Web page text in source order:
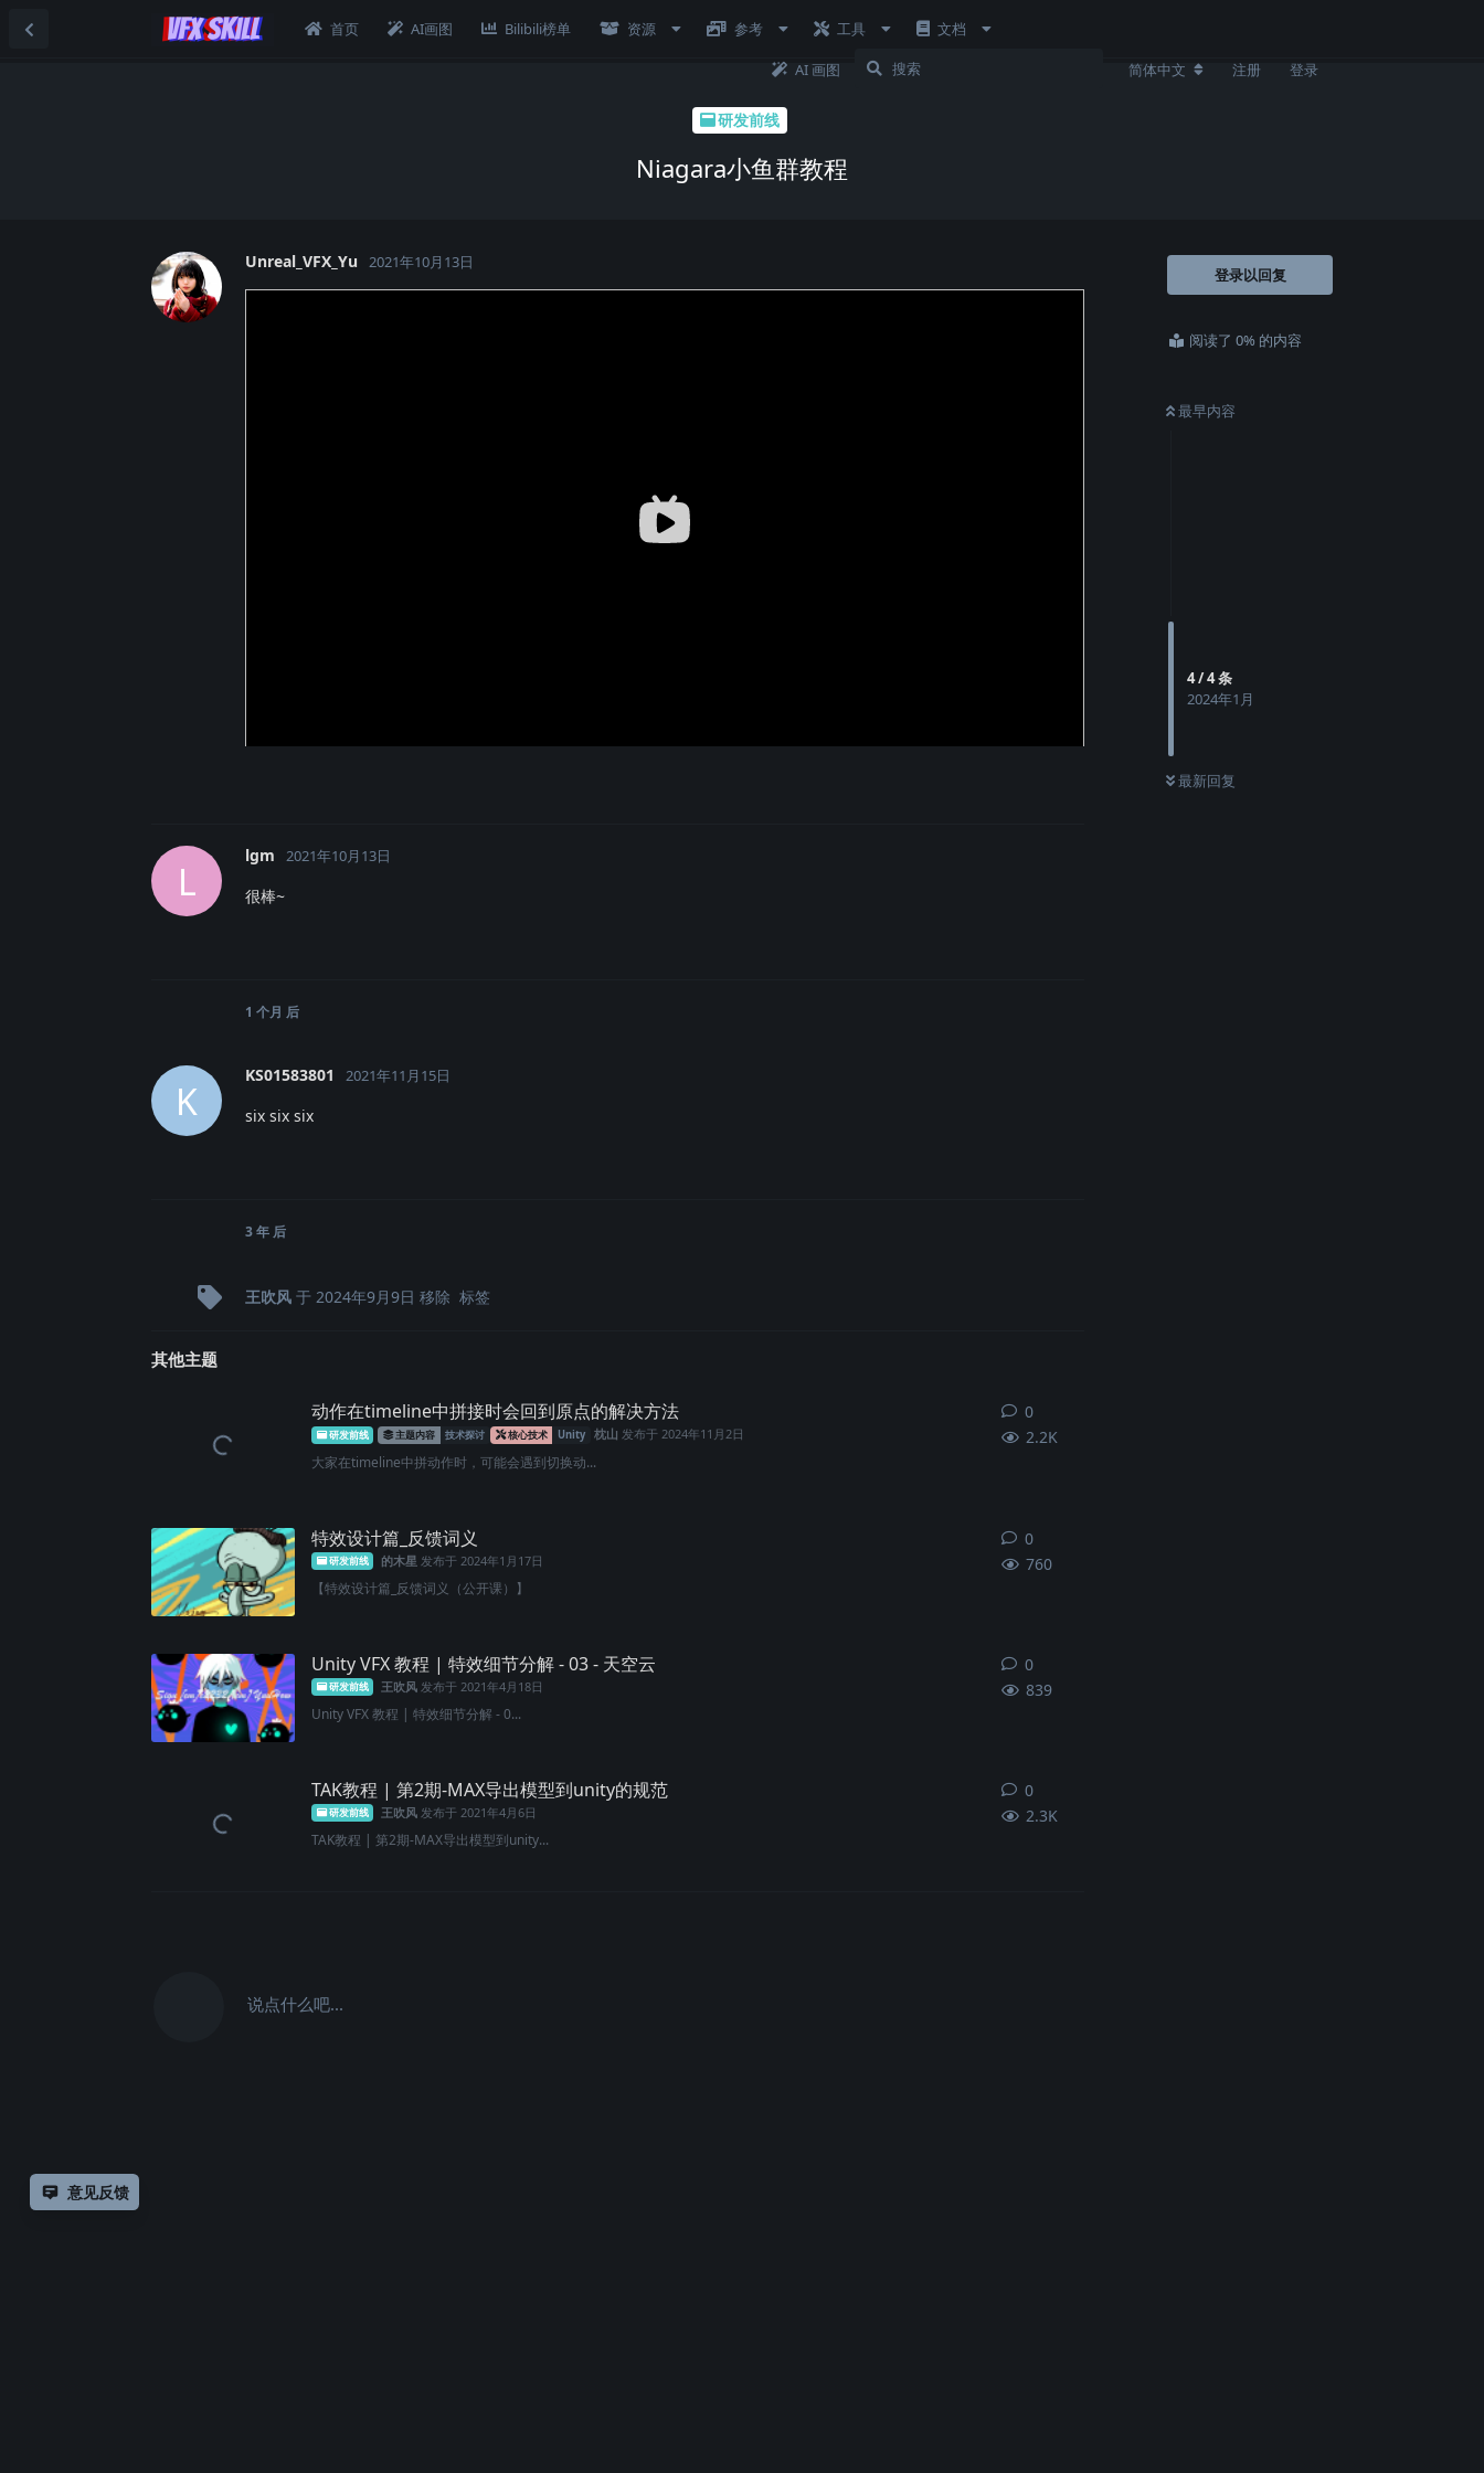
意见反馈
首页 AI画图 Bilibili榜单 资源 参考 工具 文档
AI 画图 简体中文 注册 登录
研发前线
Niagara小鱼群教程
登录以回复
阅读了 0% 的内容
最早内容
4/4条
2024年1月
最新回复
Unreal_VFX_Yu 2021年10月13日
L
lgm 2021年10月13日
很棒~
1 个月 后
K
KS01583801 2021年11月15日
six six six
3 年 后
王吹风 于 2024年9月9日 移除 标签
其他主题
动作在timeline中拼接时会回到原点的解决方法
研发前线 主题内容 技术探讨 核心技术 Unity 枕山 发布于 2024年11月2日 2.2K
大家在timeline中拼动作时，可能会遇到切换动...
0
特效设计篇_反馈词义
研发前线 的木星 发布于 2024年1月17日 760
【特效设计篇_反馈词义（公开课）】
0
Unity VFX 教程 | 特效细节分解 - 03 - 天空云
研发前线 王吹风 发布于 2021年4月18日 839
Unity VFX 教程 | 特效细节分解 - 0...
0
TAK教程 | 第2期-MAX导出模型到unity的规范
研发前线 王吹风 发布于 2021年4月6日 2.3K
TAK教程 | 第2期-MAX导出模型到unity...
0
说点什么吧...